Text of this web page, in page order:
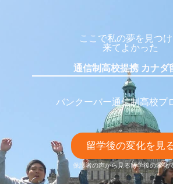
ここで私の夢を見つ
来てよかった
通信制高校提携 カナダ
バンクーバー通信制高校プ
留学後の変化を見
保護者の声から見る留学後の変化